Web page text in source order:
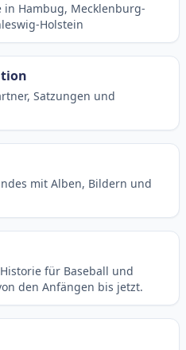
in Hambug, Mecklenburg-
Holstein
Satzungen und
mit Alben, Bildern und
für Baseball und
den Anfängen bis jetzt.